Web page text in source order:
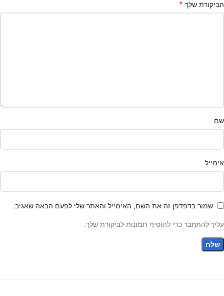
הביקורת שלך *
שם
אימייל
שמור בדפדפן זה את השם, האימייל והאתר שלי לפעם הבאה שאגיב.
עליך להתחבר כדי להוסיף תמונות לביקורת שלך.